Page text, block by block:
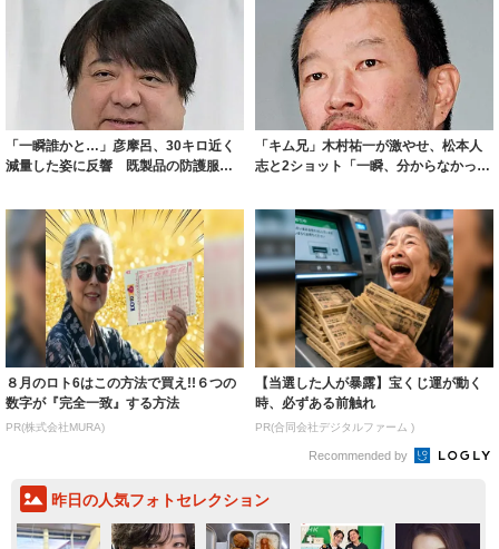
「一瞬誰かと…」彦摩呂、30キロ近く
減量した姿に反響 既製品の防護服が
「キム兄」木村祐一が激やせ、松本人
志と2ショット「一瞬、分からなかった
８月のロト6はこの方法で買え!!６つの
数字が『完全一致』する方法
PR(株式会社MURA)
【当選した人が暴露】宝くじ運が動く
時、必ずある前触れ
PR(合同会社デジタルファーム )
Recommended by
昨日の人気フォトセレクション